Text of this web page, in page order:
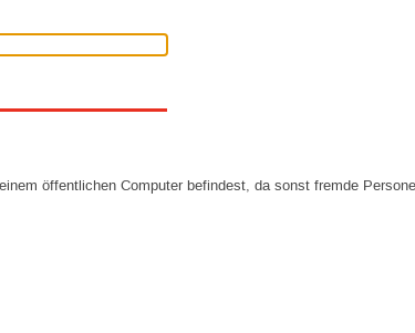
öffentlichen Computer befindest, da sonst fremde